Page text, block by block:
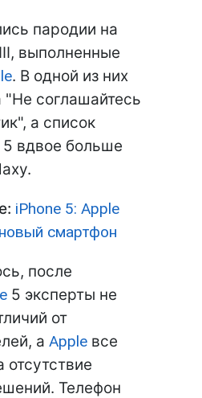
пародии на
выполненные
. В одной из них
"Не соглашайтесь
а список
5 вдвое больше
iPhone 5: Apple
смартфон
после
5 эксперты не
от
а Apple все
отсутствие
Телефон